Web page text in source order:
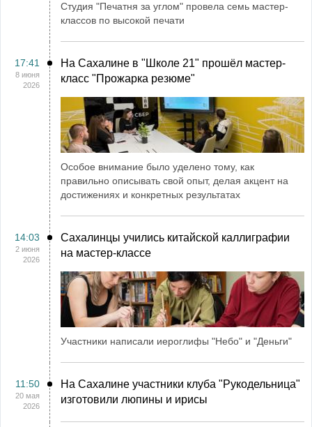
Студия "Печатня за углом" провела семь мастер-
классов по высокой печати
17:41
8 июня
2026
На Сахалине в "Школе 21" прошёл мастер-
класс "Прожарка резюме"
Особое внимание было уделено тому, как
правильно описывать свой опыт, делая акцент на
достижениях и конкретных результатах
14:03
2 июня
2026
Сахалинцы учились китайской каллиграфии
на мастер-классе
Участники написали иероглифы "Небо" и "Деньги"
11:50
20 мая
2026
На Сахалине участники клуба "Рукодельница"
изготовили люпины и ирисы